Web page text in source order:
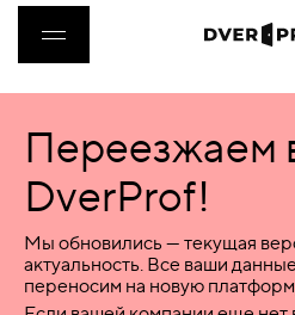
ДВЕРИ
ФУРНИТУРА
ВОРОТА
Переезжаем
DverProf!
Мы обновились — текущая
актуальность. Все ваши
переносим на новую